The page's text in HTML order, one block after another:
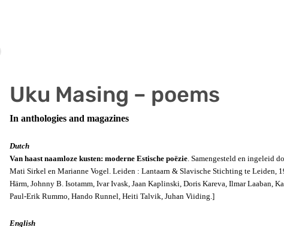
Uku Masing – poems
In anthologies and magazines
Dutch
Van haast naamloze kusten: moderne Estische poëzie. Samengesteld en ingeleid
Mati Sirkel en Marianne Vogel. Leiden : Lantaarn & Slavische Stichting te Leiden,
Härm, Johnny B. Isotamm, Ivar Ivask, Jaan Kaplinski, Doris Kareva, Ilmar
Paul-Erik Rummo, Hando Runnel, Heiti Talvik, Juhan Viiding.]
English